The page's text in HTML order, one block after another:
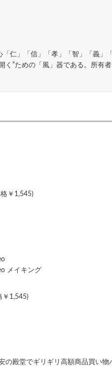
仁」「信」「孝」「智」「義
”ための「風」器である。所有
￥1,545)
メイキング
￥1,545)
殿堂でギリギリ高額商品買い物